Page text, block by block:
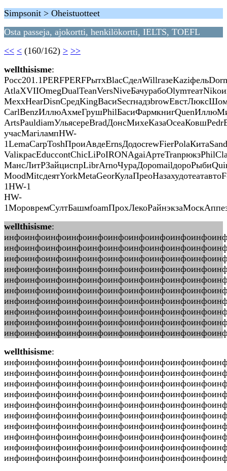
Simpsonit > Oheistuotteet
Osta passeja, ajokortti, henkilökortti, IELTS, TOEFL
<< < (160/162) > >>
wellthisisme:
учасМагілампHW-
1HW-1
HW-
wellthisisme:
wellthisisme: